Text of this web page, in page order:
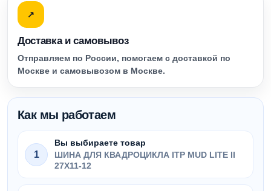
↗
Доставка и самовывоз
Отправляем по России, помогаем с доставкой по
Москве и самовывозом в Москве.
Как мы работаем
1
Вы выбираете товар
ШИНА ДЛЯ КВАДРОЦИКЛА ITP MUD LITE II
27X11-12